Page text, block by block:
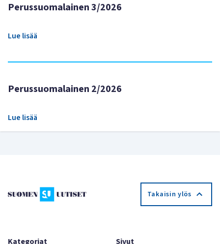
Perussuomalainen 3/2026
Lue lisää
Perussuomalainen 2/2026
Lue lisää
Takaisin ylös
Kategoriat
Sivut